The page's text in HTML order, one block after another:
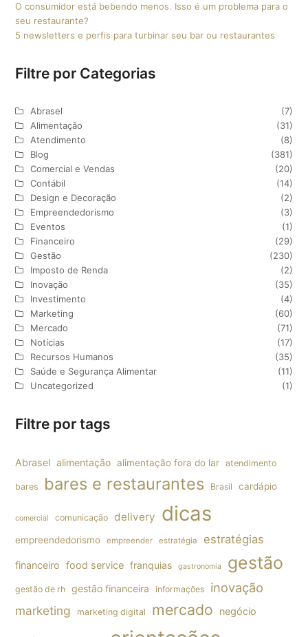
O consumidor está bebendo menos. Isso é um problema para o
seu restaurante?
5 newsletters e perfis para turbinar seu bar ou restaurantes
Filtre por Categorias
Abrasel
(7)
Alimentação
(31)
Atendimento
(8)
Blog
(381)
Comercial e Vendas
(20)
Contábil
(14)
Design e Decoração
(2)
Empreendedorismo
(3)
Eventos
(1)
Financeiro
(29)
Gestão
(230)
Imposto de Renda
(2)
Inovação
(35)
Investimento
(4)
Marketing
(60)
Mercado
(71)
Notícias
(17)
Recursos Humanos
(35)
Saúde e Segurança Alimentar
(11)
Uncategorized
(1)
Filtre por tags
Abrasel alimentação alimentação fora do lar atendimento
bares bares e restaurantes Brasil cardápio
comercial comunicação delivery dicas
empreendedorismo empreender estratégia estratégias
financeiro food service franquias gastronomia gestão
gestão de rh gestão financeira informações inovação
marketing marketing digital mercado negócio